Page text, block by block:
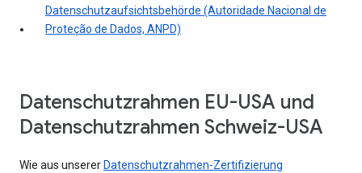
Datenschutzaufsichtsbehörde (Autoridade Nacional de
Proteção de Dados, ANPD)
Datenschutzrahmen EU-USA und
Datenschutzrahmen Schweiz-USA
Wie aus unserer Datenschutzrahmen-Zertifizierung